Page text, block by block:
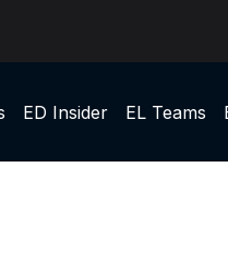
ED Insider EL Teams